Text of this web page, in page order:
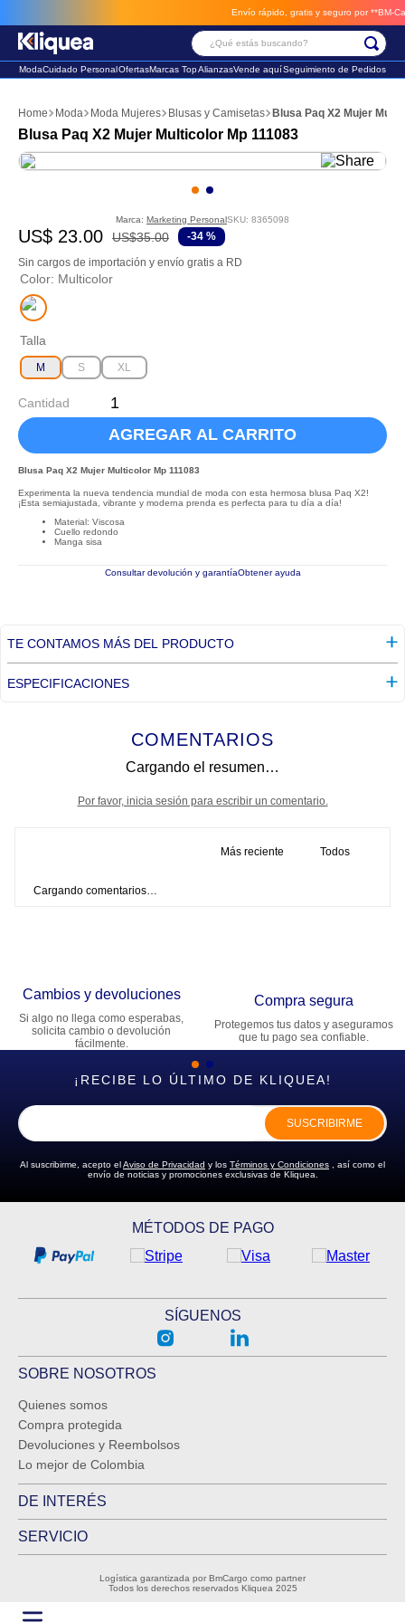
Envío rápido, gratis y seguro por **BM-
¿Qué estás buscando?
ModaCuidado PersonalOfertasMarcas TopAlianzasVende aquíSeguimiento de Pedidos
Moda Moda Mujeres Blusas y Camisetas Blusa Paq X2 Mujer
Blusa Paq X2 Mujer Multicolor Mp 111083
Marca: Marketing PersonalSKU: 8365098
US$ 23.00 US$35.00 -34 %
Sin cargos de importación y envío gratis a RD
Color: Multicolor
Talla
M S XL
Cantidad
AGREGAR AL CARRITO
Blusa Paq X2 Mujer Multicolor Mp 111083
Experimenta la nueva tendencia mundial de moda con esta hermosa blusa Paq X2!
¡Esta semiajustada, vibrante y moderna prenda es perfecta para tu día a día!
Material: Viscosa
Cuello redondo
Manga sisa
Consultar devolución y garantíaObtener ayuda
TE CONTAMOS MÁS DEL PRODUCTO
ESPECIFICACIONES
COMENTARIOS
Cargando el resumen…
Por favor, inicia sesión para escribir un comentario.
Más reciente Todos
Cargando comentarios…
Cambios y devoluciones
Si algo no llega como esperabas,
solicita cambio o devolución
fácilmente.
Compra segura
Protegemos tus datos y aseguramos
que tu pago sea confiable.
¡RECIBE LO ÚLTIMO DE KLIQUEA!
SUSCRIBIRME
Al suscribirme, acepto elAviso de Privacidad y los Términos y Condiciones , así como el
envío de noticias y promociones exclusivas de Kliquea.
MÉTODOS DE PAGO
SÍGUENOS
SOBRE NOSOTROS
Quienes somos
Compra protegida
Devoluciones y Reembolsos
Lo mejor de Colombia
DE INTERÉS
SERVICIO
Logística garantizada por BmCargo como partner
Todos los derechos reservados Kliquea 2025
2. futbol